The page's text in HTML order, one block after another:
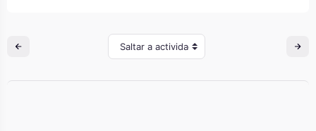
Saltar a actividad